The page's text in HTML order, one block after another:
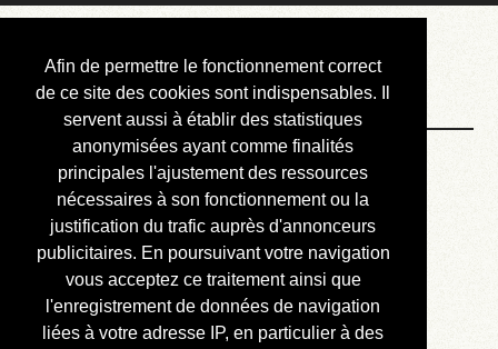
Afin de permettre le fonctionnement correct
de ce site des cookies sont indispensables. Il
servent aussi à établir des statistiques
anonymisées ayant comme finalités
principales l'ajustement des ressources
nécessaires à son fonctionnement ou la
justification du trafic auprès d'annonceurs
publicitaires. En poursuivant votre navigation
vous acceptez ce traitement ainsi que
l'enregistrement de données de navigation
liées à votre adresse IP, en particulier à des
Courbis, « LE »
Blog Officiel
Bienvenue
Réalisations
Divers (et d’été)
Annonces
Liens externes